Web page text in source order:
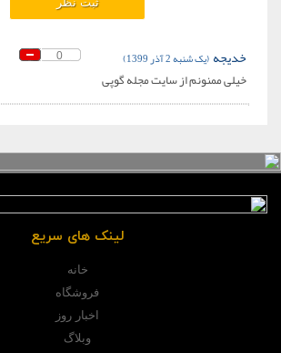
0 خدیجه (یک شنبه 2 آذر 1399)
خیلی ممنونم از سایت مجله گوپی
لینک های سریع
خانه
فروشگاه
اخبار روز
وبلاگ